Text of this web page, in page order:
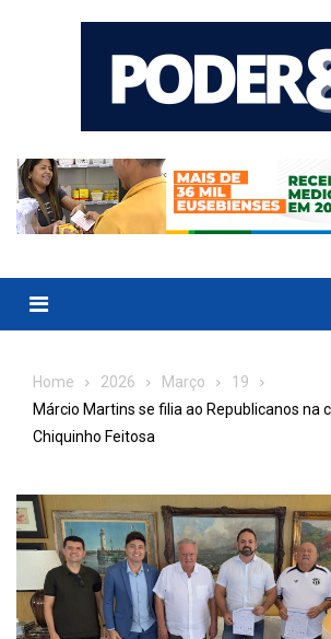
Menu
Home 2026 Março
19
Márcio Martins se filia ao Republicanos na
Chiquinho Feitosa